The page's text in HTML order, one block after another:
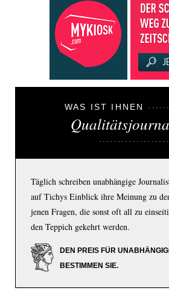
WAS IST IHNEN
Täglich schreiben unabhängige
auf Tichys Einblick ihre Meinung zu
jenen Fragen, die sonst oft all zu
den Teppich gekehrt werden.
DEN PREIS FÜR
BESTIMMEN SIE.